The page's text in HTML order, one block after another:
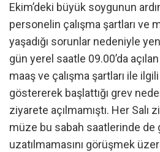
Ekim’deki büyük soygunun
personelin çalışma şartları ve
yaşadığı sorunlar nedeniyle
gün yerel saatle 09.00’da
maaş ve çalışma şartları ile
göstererek başlattığı grev
ziyarete açılmamıştı. Her Salı
müze bu sabah saatlerinde de
uzatılmamasını görüşmek